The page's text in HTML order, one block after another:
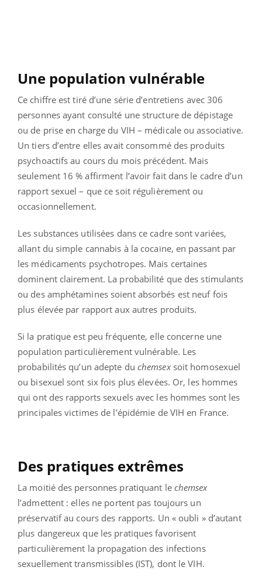
Une population vulnérable
Ce chiffre est tiré d’une série d’entretiens avec 306
personnes ayant consulté une structure de dépistage
ou de prise en charge du VIH – médicale ou associative.
Un tiers d’entre elles avait consommé des produits
psychoactifs au cours du mois précédent. Mais
seulement 16 % affirment l’avoir fait dans le cadre d’un
rapport sexuel – que ce soit régulièrement ou
occasionnellement.
Les substances utilisées dans ce cadre sont variées,
allant du simple cannabis à la cocaïne, en passant par
les médicaments psychotropes. Mais certaines
dominent clairement. La probabilité que des stimulants
ou des amphétamines soient absorbés est neuf fois
plus élevée par rapport aux autres produits.
Si la pratique est peu fréquente, elle concerne une
population particulièrement vulnérable. Les
probabilités qu’un adepte du chemsexsoit homosexuel
ou bisexuel sont six fois plus élevées. Or, les hommes
qui ont des rapports sexuels avec les hommes sont les
principales victimes de l’épidémie de VIH en France.
Des pratiques extrêmes
La moitié des personnes pratiquant le chemsex
l’admettent : elles ne portent pas toujours un
préservatif au cours des rapports. Un « oubli » d’autant
plus dangereux que les pratiques favorisent
particulièrement la propagation des infections
sexuellement transmissibles (IST), dont le VIH.